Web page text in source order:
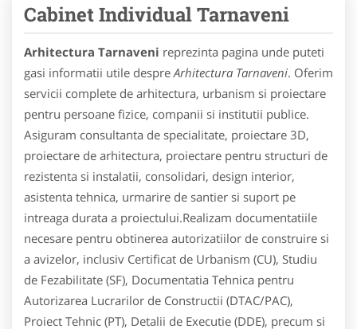
Cabinet Individual Tarnaveni
Arhitectura Tarnaveni reprezinta pagina unde puteti
gasi informatii utile despre Arhitectura Tarnaveni. Oferim
servicii complete de arhitectura, urbanism si proiectare
pentru persoane fizice, companii si institutii publice.
Asiguram consultanta de specialitate, proiectare 3D,
proiectare de arhitectura, proiectare pentru structuri de
rezistenta si instalatii, consolidari, design interior,
asistenta tehnica, urmarire de santier si suport pe
intreaga durata a proiectului.Realizam documentatiile
necesare pentru obtinerea autorizatiilor de construire si
a avizelor, inclusiv Certificat de Urbanism (CU), Studiu
de Fezabilitate (SF), Documentatia Tehnica pentru
Autorizarea Lucrarilor de Constructii (DTAC/PAC),
Proiect Tehnic (PT), Detalii de Executie (DDE), precum si